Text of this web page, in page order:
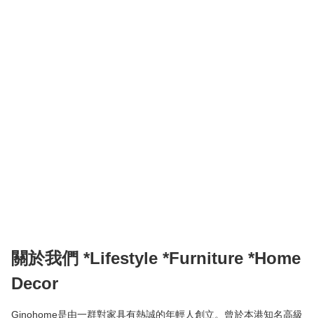
關於我們 *Lifestyle *Furniture *Home
Decor
Ginohome是由一群對家具有熱誠的年輕人創立。曾於本港知名高級